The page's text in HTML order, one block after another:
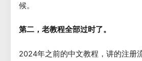
候。
第二，老教程全部过时了。
2024年之前的中文教程，讲的注册